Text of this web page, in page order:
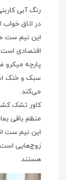
رنگ آبی
در اتاق خواب
این نیم ست
اقتصادی است
پارچه
سبک و خنک
می‌کند.
کاور تشک
منظم باقی
این نیم ست
زوج‌هایی است
هستند.